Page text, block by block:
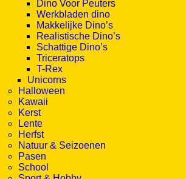
Dino Voor Peuters
Werkbladen dino
Makkelijke Dino’s
Realistische Dino’s
Schattige Dino’s
Triceratops
T-Rex
Unicorns
Halloween
Kawaii
Kerst
Lente
Herfst
Natuur & Seizoenen
Pasen
School